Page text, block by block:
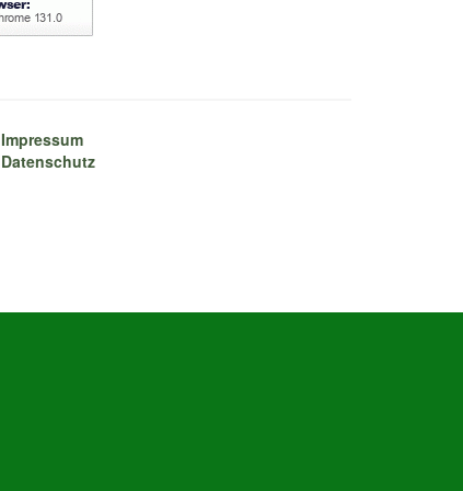
Impressum
Datenschutz